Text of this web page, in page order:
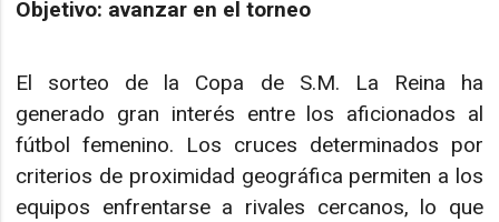
Objetivo: avanzar en el torneo
El sorteo de la Copa de S.M. La Reina ha
generado gran interés entre los aficionados al
fútbol femenino. Los cruces determinados por
criterios de proximidad geográfica permiten a los
equipos enfrentarse a rivales cercanos, lo que